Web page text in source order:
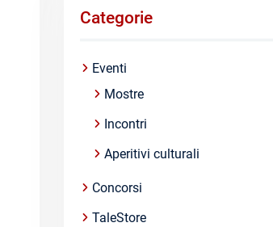
Categorie
Eventi
Mostre
Incontri
Aperitivi culturali
Concorsi
TaleStore